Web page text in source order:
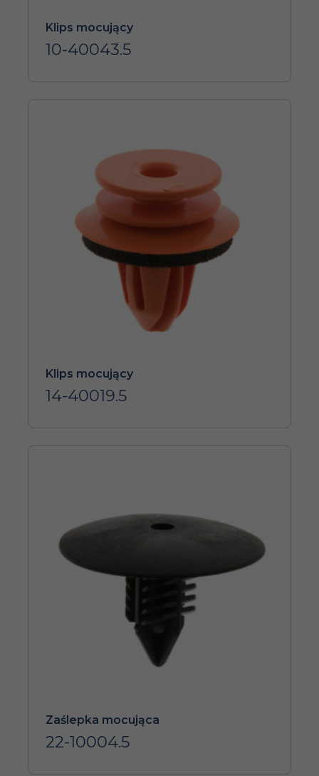
Klips mocujący
10-40043.5
Klips mocujący
14-40019.5
Zaślepka mocująca
22-10004.5